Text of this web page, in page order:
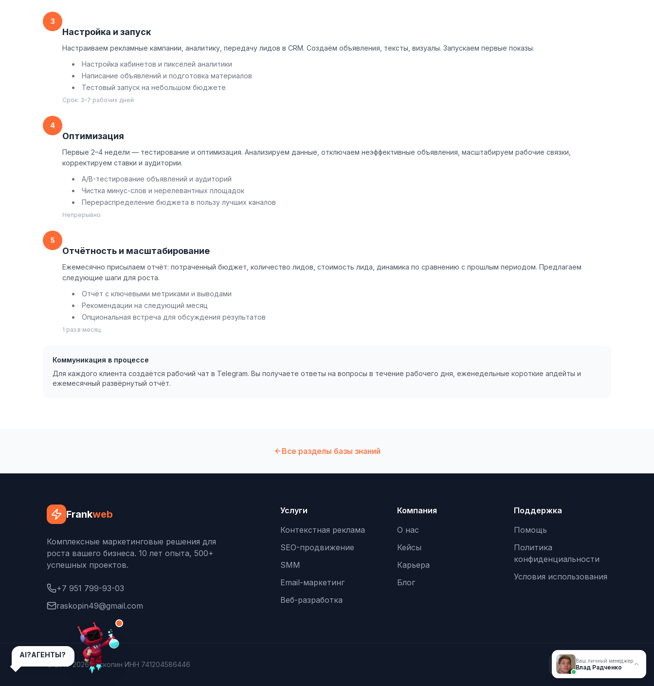
3
Настройка и запуск
Настраиваем рекламные кампании, аналитику, передачу лидов в CRM. Создаём объявления, тексты, визуалы. Запускаем первые показы.
Настройка кабинетов и пикселей аналитики
Написание объявлений и подготовка материалов
Тестовый запуск на небольшом бюджете
Срок: 3–7 рабочих дней
4
Оптимизация
Первые 2–4 недели — тестирование и оптимизация. Анализируем данные, отключаем неэффективные объявления, масштабируем рабочие связки,
корректируем ставки и аудитории.
A/B-тестирование объявлений и аудиторий
Чистка минус-слов и нерелевантных площадок
Перераспределение бюджета в пользу лучших каналов
Непрерывно
5
Отчётность и масштабирование
Ежемесячно присылаем отчёт: потраченный бюджет, количество лидов, стоимость лида, динамика по сравнению с прошлым периодом. Предлагаем
следующие шаги для роста.
Отчёт с ключевыми метриками и выводами
Рекомендации на следующий месяц
Опциональная встреча для обсуждения результатов
1 раз в месяц
Коммуникация в процессе
Для каждого клиента создаётся рабочий чат в Telegram. Вы получаете ответы на вопросы в течение рабочего дня, еженедельные короткие апдейты и
ежемесячный развёрнутый отчёт.
Все разделы базы знаний
Frankweb
Комплексные маркетинговые решения для
роста вашего бизнеса. 10 лет опыта, 500+
успешных проектов.
+7 951 799-93-03
raskopin49@gmail.com
Услуги
Контекстная реклама
SEO-продвижение
SMM
Email-маркетинг
Веб-разработка
Компания
О нас
Кейсы
Карьера
Блог
Поддержка
Помощь
Политика
конфиденциальности
Условия использования
© 2018-2026 Раскопин ИНН 741204586446
AI?АГЕНТЫ?
Ваш личный менеджер
Влад Радченко